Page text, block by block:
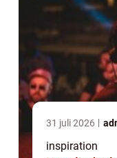
31 juli 2026
inspiration